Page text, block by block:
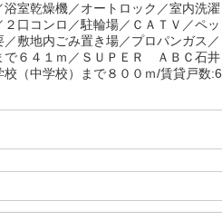
室乾燥機／オートロック／室内洗濯
口コンロ／駐輪場／ＣＡＴＶ／ペッ
敷地内ごみ置き場／プロパンガス／
で６４１ｍ／ＳＵＰＥＲ ＡＢＣ石井
（中学校）まで８００ｍ/賃貸戸数:6